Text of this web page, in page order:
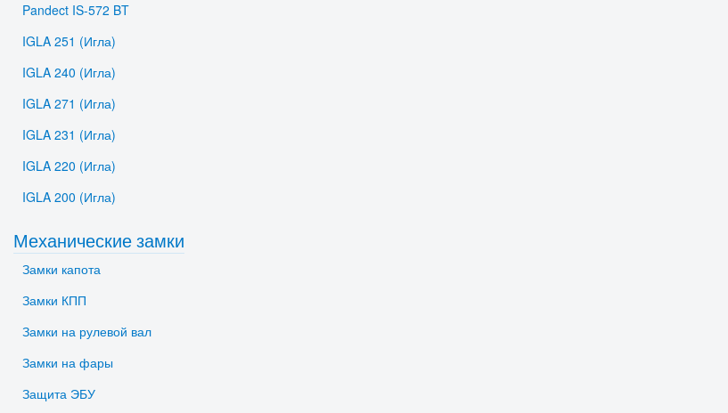
Pandect IS-572 BT
IGLA 251 (Игла)
IGLA 240 (Игла)
IGLA 271 (Игла)
IGLA 231 (Игла)
IGLA 220 (Игла)
IGLA 200 (Игла)
Механические замки
Замки капота
Замки КПП
Замки на рулевой вал
Замки на фары
Защита ЭБУ